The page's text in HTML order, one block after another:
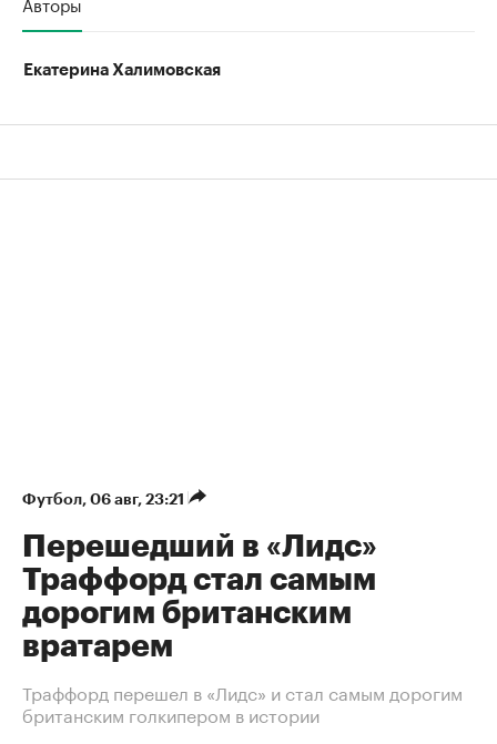
Екатерина Халимовская
Футбол⁠, 06 авг, 23:21
Перешедший в «Лидс»
Траффорд стал самым
дорогим британским
вратарем
Траффорд перешел в «Лидс» и стал самым дорогим
британским голкипером в истории